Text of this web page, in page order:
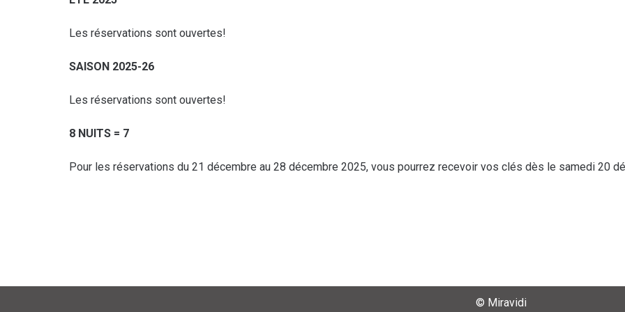
Les réservations sont ouvertes!
SAISON 2025-26
Les réservations sont ouvertes!
8 NUITS = 7
Pour les réservations du 21 décembre au 28 décembre 2025, vous pourrez recevoir vos clés dès le samedi 20
© Miravidi